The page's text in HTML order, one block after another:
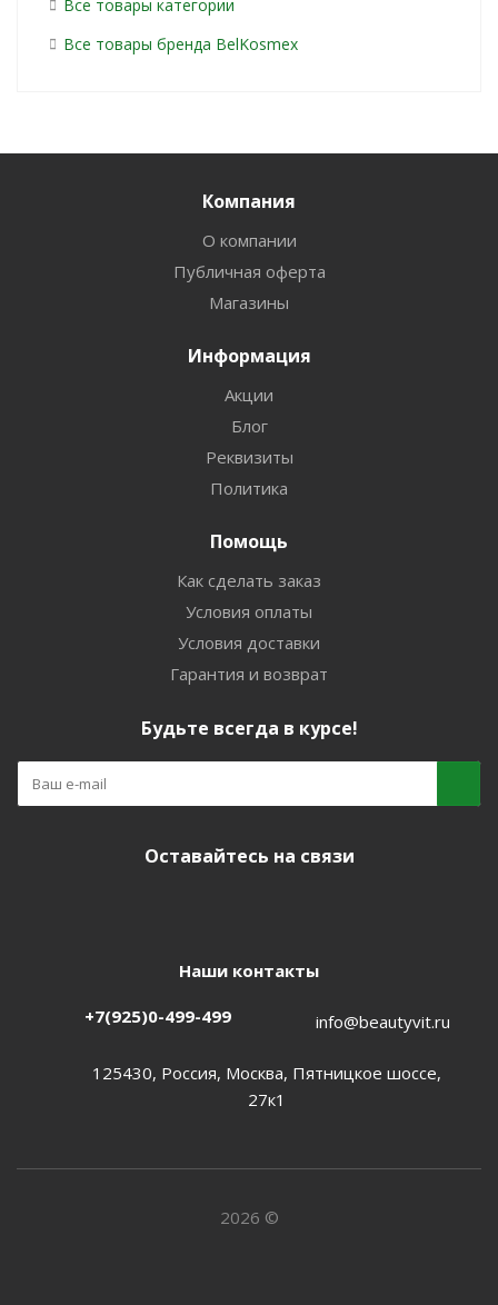
Все товары категории
Все товары бренда BelKosmex
Компания
О компании
Публичная оферта
Магазины
Информация
Акции
Блог
Реквизиты
Политика
Помощь
Как сделать заказ
Условия оплаты
Условия доставки
Гарантия и возврат
Будьте всегда в курсе!
Оставайтесь на связи
Наши контакты
+7(925)0-499-499 info@beautyvit.ru
125430, Россия, Москва, Пятницкое шоссе,
27к1
2026 ©